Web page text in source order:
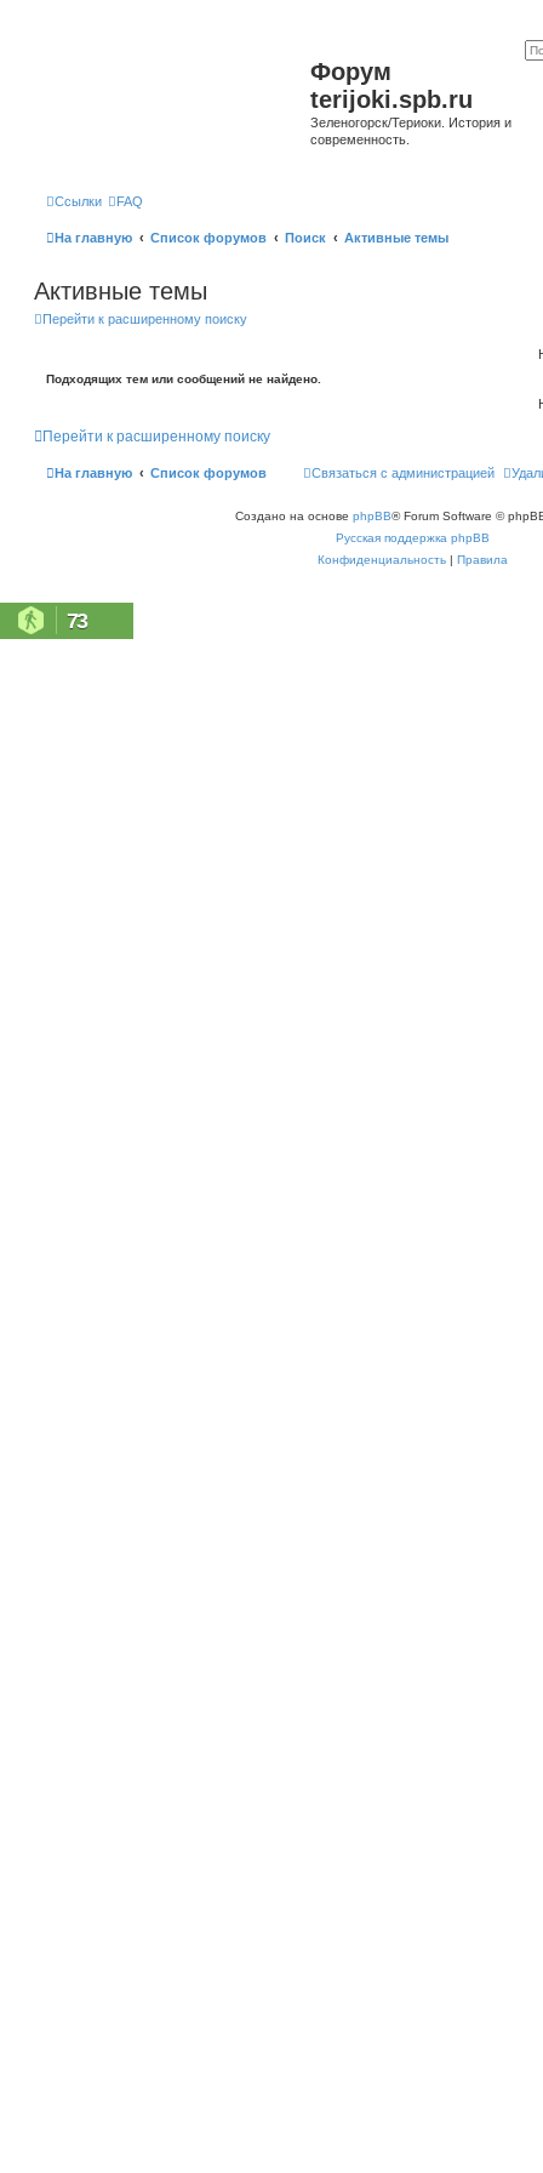
Форум
terijoki.spb.ru
Зеленогорск/Териоки. История и
современность.
Ссылки FAQ
На главную Список форумов Поиск Активные темы
Активные темы
Перейти к расширенному поиску
Подходящих тем или сообщений не найдено.
Перейти к расширенному поиску
На главную Список форумов Связаться с администрацией
Создано на основе phpBB® Forum Software ©
Русская поддержка phpBB
Конфиденциальность | Правила
73